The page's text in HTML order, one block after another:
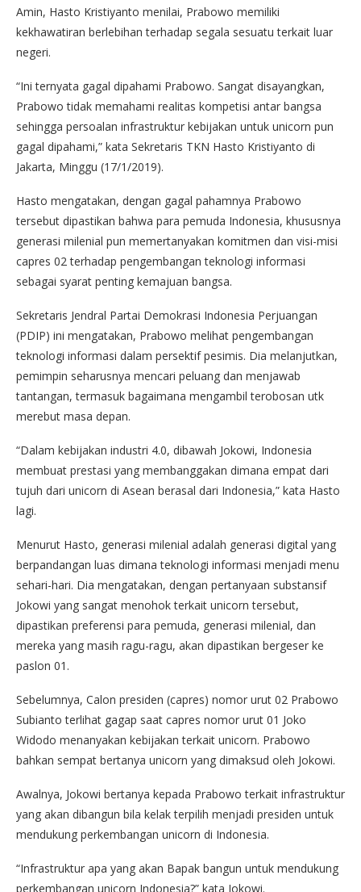
Amin, Hasto Kristiyanto menilai, Prabowo memiliki
kekhawatiran berlebihan terhadap segala sesuatu terkait luar
negeri.
“Ini ternyata gagal dipahami Prabowo. Sangat disayangkan,
Prabowo tidak memahami realitas kompetisi antar bangsa
sehingga persoalan infrastruktur kebijakan untuk unicorn pun
gagal dipahami,” kata Sekretaris TKN Hasto Kristiyanto di
Jakarta, Minggu (17/1/2019).
Hasto mengatakan, dengan gagal pahamnya Prabowo
tersebut dipastikan bahwa para pemuda Indonesia, khususnya
generasi milenial pun memertanyakan komitmen dan visi-misi
capres 02 terhadap pengembangan teknologi informasi
sebagai syarat penting kemajuan bangsa.
Sekretaris Jendral Partai Demokrasi Indonesia Perjuangan
(PDIP) ini mengatakan, Prabowo melihat pengembangan
teknologi informasi dalam persektif pesimis. Dia melanjutkan,
pemimpin seharusnya mencari peluang dan menjawab
tantangan, termasuk bagaimana mengambil terobosan utk
merebut masa depan.
“Dalam kebijakan industri 4.0, dibawah Jokowi, Indonesia
membuat prestasi yang membanggakan dimana empat dari
tujuh dari unicorn di Asean berasal dari Indonesia,” kata Hasto
lagi.
Menurut Hasto, generasi milenial adalah generasi digital yang
berpandangan luas dimana teknologi informasi menjadi menu
sehari-hari. Dia mengatakan, dengan pertanyaan substansif
Jokowi yang sangat menohok terkait unicorn tersebut,
dipastikan preferensi para pemuda, generasi milenial, dan
mereka yang masih ragu-ragu, akan dipastikan bergeser ke
paslon 01.
Sebelumnya, Calon presiden (capres) nomor urut 02 Prabowo
Subianto terlihat gagap saat capres nomor urut 01 Joko
Widodo menanyakan kebijakan terkait unicorn. Prabowo
bahkan sempat bertanya unicorn yang dimaksud oleh Jokowi.
Awalnya, Jokowi bertanya kepada Prabowo terkait infrastruktur
yang akan dibangun bila kelak terpilih menjadi presiden untuk
mendukung perkembangan unicorn di Indonesia.
“Infrastruktur apa yang akan Bapak bangun untuk mendukung
perkembangan unicorn Indonesia?” kata Jokowi.